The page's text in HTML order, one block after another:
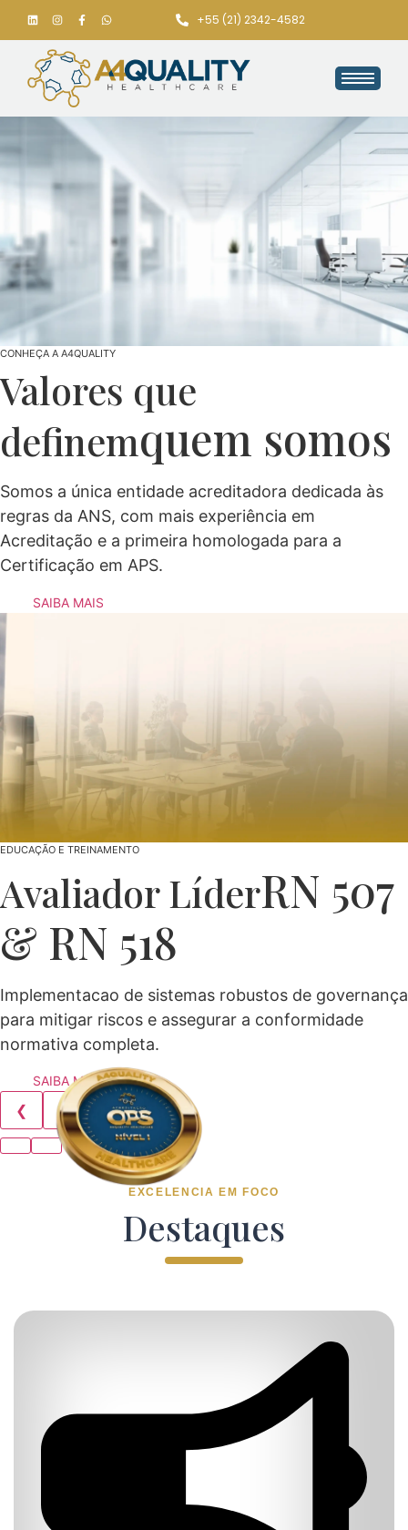
+55 (21) 2342-4582
CONHEÇA A A4QUALITY
Valores que
definemquem somos
Somos a única entidade acreditadora dedicada às
regras da ANS, com mais experiência em
Acreditação e a primeira homologada para a
Certificação em APS.
SAIBA MAIS
EDUCAÇÃO E TREINAMENTO
Avaliador LíderRN 507
& RN 518
Implementacao de sistemas robustos de governança
para mitigar riscos e assegurar a conformidade
normativa completa.
SAIBA MAIS AQUI
❮ ❯
EXCELENCIA EM FOCO
Destaques